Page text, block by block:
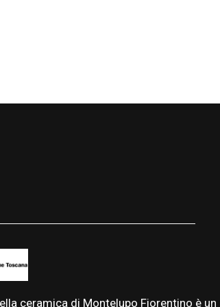
ceramica di Montelupo Fiorentino è un